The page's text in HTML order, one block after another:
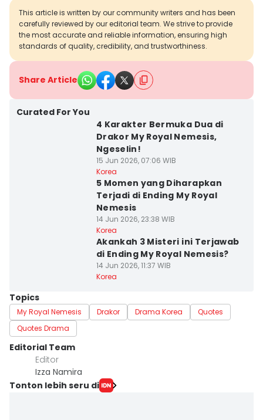
This article is written by our community writers and has been
carefully reviewed by our editorial team. We strive to provide
the most accurate and reliable information, ensuring high
standards of quality, credibility, and trustworthiness.
Share Article
Curated For You
4 Karakter Bermuka Dua di
Drakor My Royal Nemesis,
Ngeselin!
15 Jun 2026, 07:06 WIB
Korea
5 Momen yang Diharapkan
Terjadi di Ending My Royal
Nemesis
14 Jun 2026, 23:38 WIB
Korea
Akankah 3 Misteri ini Terjawab
di Ending My Royal Nemesis?
14 Jun 2026, 11:37 WIB
Korea
Topics
My Royal Nemesis Drakor Drama Korea
Quotes
Quotes Drama
Editorial Team
Editor
Izza Namira
Tonton lebih seru di